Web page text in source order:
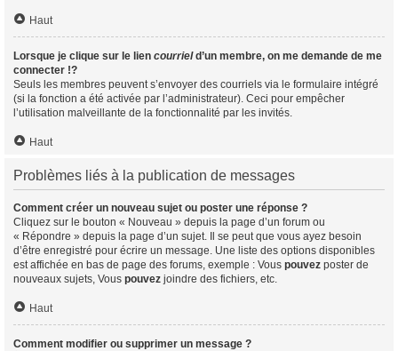
Haut
Lorsque je clique sur le lien courrield’un membre, on me demande de me
connecter !?
Seuls les membres peuvent s’envoyer des courriels via le formulaire intégré
(si la fonction a été activée par l’administrateur). Ceci pour empêcher
l’utilisation malveillante de la fonctionnalité par les invités.
Haut
Problèmes liés à la publication de messages
Comment créer un nouveau sujet ou poster une réponse ?
Cliquez sur le bouton « Nouveau » depuis la page d’un forum ou
« Répondre » depuis la page d’un sujet. Il se peut que vous ayez besoin
d’être enregistré pour écrire un message. Une liste des options disponibles
est affichée en bas de page des forums, exemple : Vous pouvez poster de
nouveaux sujets, Vous pouvez joindre des fichiers, etc.
Haut
Comment modifier ou supprimer un message ?